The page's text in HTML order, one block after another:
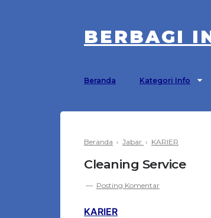
BERBAGI
Beranda Kategori Info
Beranda › Jabar › KARIER
Cleaning Service
Posting Komentar
KARIER